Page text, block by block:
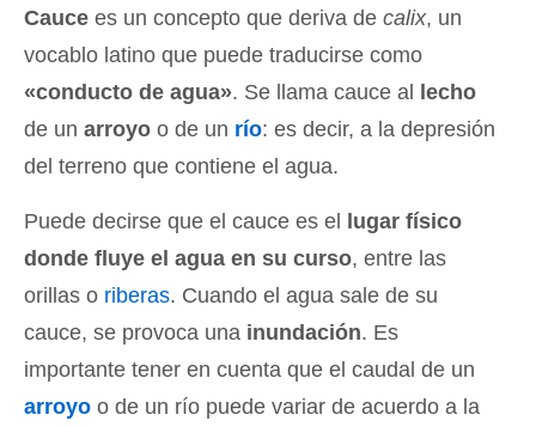
Cauce es un concepto que deriva de calix, un
vocablo latino que puede traducirse como
«conducto de agua». Se llama cauce al
lecho
de un arroyo o de un río: es decir, a la depresión
del terreno que contiene el agua.
Puede decirse que el cauce es el
lugar físico
donde fluye el agua en su curso, entre las
orillas o riberas. Cuando el agua sale de su
cauce, se provoca una inundación. Es
importante tener en cuenta que el caudal de un
arroyo o de un río puede variar de acuerdo a la